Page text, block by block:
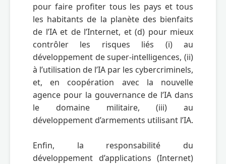
pour faire profiter tous les pays et tous
les habitants de la planète des bienfaits
de l’IA et de l’Internet, et (d) pour mieux
contrôler les risques liés (i) au
développement de super-intelligences, (ii)
à l’utilisation de l’IA par les cybercriminels,
et, en coopération avec la nouvelle
agence pour la gouvernance de l’IA dans
le domaine militaire, (iii) au
développement d’armements utilisant l’IA.
Enfin, la responsabilité du
développement d’applications (Internet)